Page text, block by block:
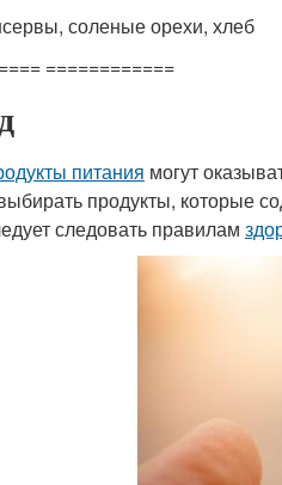
соленые орехи, хлеб
============
питания могут
продукты, которые
следовать правилам